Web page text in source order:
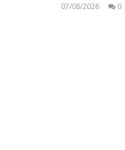
07/08/2026 0